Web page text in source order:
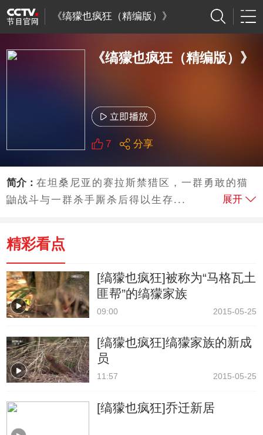
《缟獴也疯狂（精编版）》
《缟獴也疯狂（精编版）》
7 分享
简介：在坦桑尼亚的赛拉斯禁猎区，一群勇敢的猫
鼬战斗与一群杀手厮杀后得以生存...
展开
精彩看点
[缟獴也疯狂]被称为“马格瓦土
匪帮”的缟獴家族
09:00 2015-05-25
[缟獴也疯狂]缟獴家族的新成
员
11:57 2015-05-25
[缟獴也疯狂]乔迁新居